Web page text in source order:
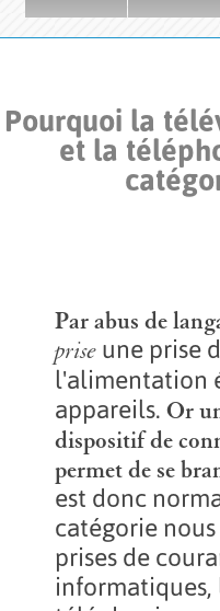
Pourquoi la
et la
Par abus de
prise une prise
l'alimentation
appareils. Or
dispositif de
permet de se
est donc
catégorie
prises de
informatiques,